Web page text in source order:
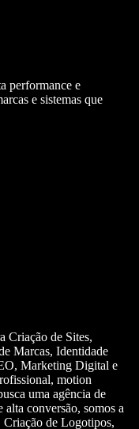
performance e
e sistemas que
Criação de Sites,
Marcas, Identidade
Marketing Digital e
motion
uma agência de
conversão, somos a
de Logotipos,